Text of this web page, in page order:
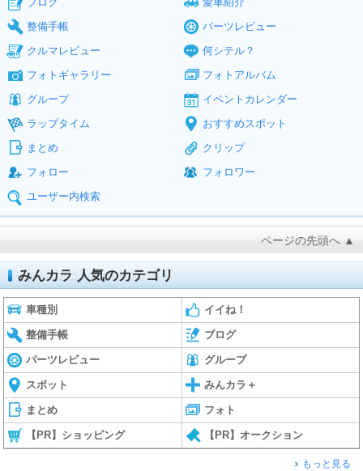
整備手帳
パーツレビュー
クルマレビュー
何シテル？
フォトギャラリー
フォトアルバム
グループ
イベントカレンダー
ラップタイム
おすすめスポット
まとめ
クリップ
フォロー
フォロワー
ユーザー内検索
ページの先頭へ ▲
みんカラ 人気のカテゴリ
車種別 イイね！
整備手帳 ブログ
パーツレビュー グループ
スポット みんカラ＋
まとめ フォト
【PR】ショッピング 【PR】オークション
もっと見る